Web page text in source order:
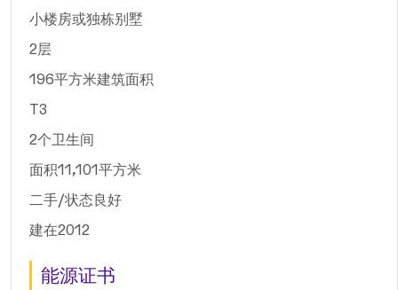
小楼房或独栋别墅
2层
196平方米建筑面积
T3
2个卫生间
面积11,101平方米
二手/状态良好
建在2012
能源证书